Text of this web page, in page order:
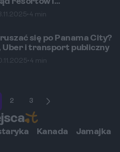
noclegów
• 4 min
się po Panama City?
Uber i transport publiczny
• 4 min
2 3
Kanada Jamajka